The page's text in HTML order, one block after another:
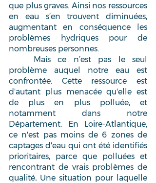
que plus graves. Ainsi nos ressources
en eau s’en trouvent diminuées,
augmentant en conséquence les
problèmes hydriques pour de
nombreuses personnes.
problème auquel notre eau est
confrontée. Cette ressource est
d'autant plus menacée qu'elle est
de plus en plus polluée, et
notamment dans notre
Département. En Loire-Atlantique,
ce n'est pas moins de 6 zones de
captages d'eau qui ont été identifiés
prioritaires, parce que polluées et
rencontrant de vrais problèmes de
qualité. Une situation pour laquelle